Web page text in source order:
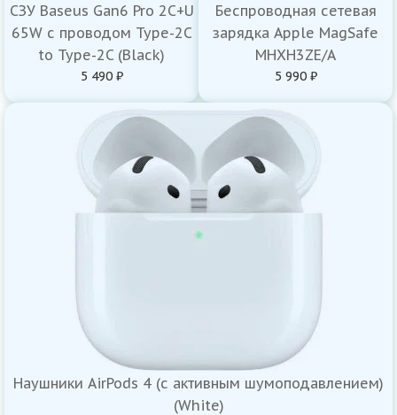
СЗУ Baseus Gan6 Pro 2C+U
65W с проводом Type-2C
to Type-2C (Black)
5 490 ₽
Беспроводная сетевая
зарядка Apple MagSafe
MHXH3ZE/A
5 990 ₽
Наушники AirPods 4 (с активным шумоподавлением)
(White)